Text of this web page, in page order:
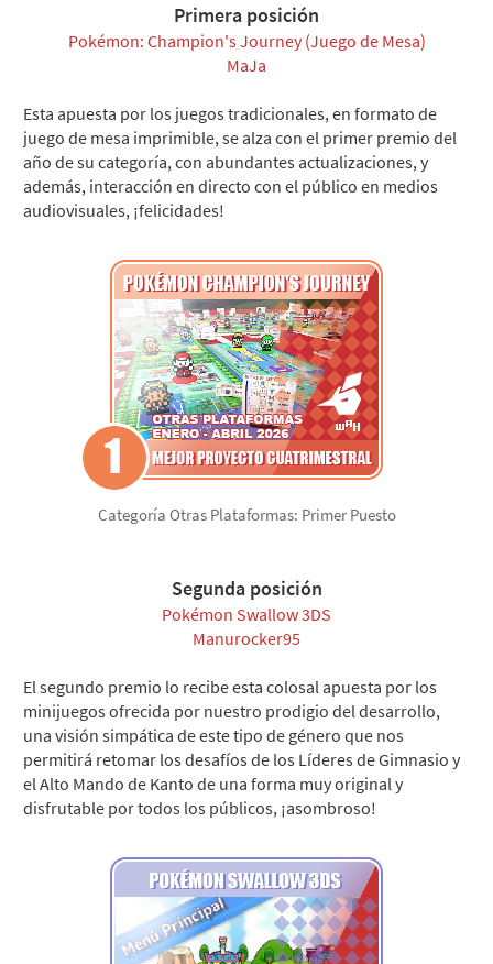
Primera posición
Pokémon: Champion's Journey (Juego de Mesa)
MaJa
Esta apuesta por los juegos tradicionales, en formato de
juego de mesa imprimible, se alza con el primer premio del
año de su categoría, con abundantes actualizaciones, y
además, interacción en directo con el público en medios
audiovisuales, ¡felicidades!
Categoría Otras Plataformas: Primer Puesto
Segunda posición
Pokémon Swallow 3DS
Manurocker95
El segundo premio lo recibe esta colosal apuesta por los
minijuegos ofrecida por nuestro prodigio del desarrollo,
una visión simpática de este tipo de género que nos
permitirá retomar los desafíos de los Líderes de Gimnasio y
el Alto Mando de Kanto de una forma muy original y
disfrutable por todos los públicos, ¡asombroso!